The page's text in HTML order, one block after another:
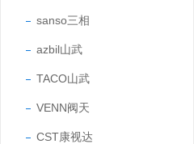
sanso三相
azbil山武
TACO山武
VENN阀天
CST康视达